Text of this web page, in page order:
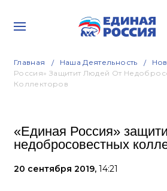
Главная Наша Деятельность
Россия» Защитит Людей От
Коллекторов
«Единая Россия»
недобросовестных
20 сентября 2019, 14:21